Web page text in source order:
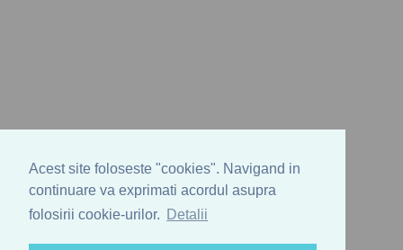
Acest site foloseste "cookies". Navigand in
continuare va exprimati acordul asupra
folosirii cookie-urilor.
Detalii